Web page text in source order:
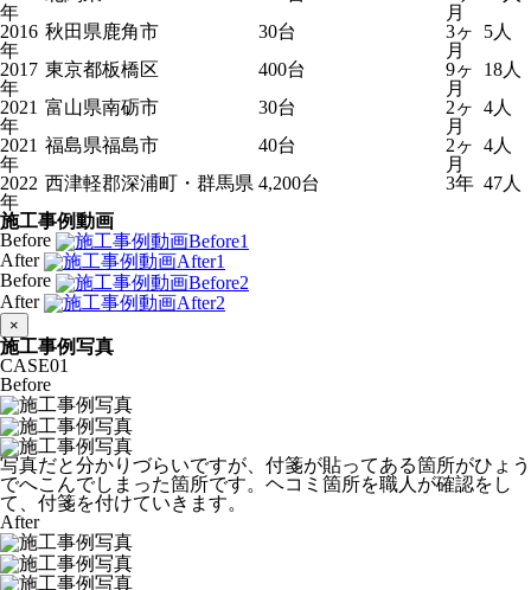
年
月
2016
年
秋田県鹿角市 30台
3ヶ
月
5人
2017
年
東京都板橋区 400台
9ヶ
月
18人
2021
年
富山県南砺市 30台
2ヶ
月
4人
2021
年
福島県福島市 40台
2ヶ
月
4人
2022
年
西津軽郡深浦町・群馬県 4,200台 3年 47人
施工事例動画
Before
After
Before
After
×
施工事例写真
CASE01
Before
写真だと分かりづらいですが、付箋が貼ってある箇所がひょう
でへこんでしまった箇所です。ヘコミ箇所を職人が確認をし
て、付箋を付けていきます。
After